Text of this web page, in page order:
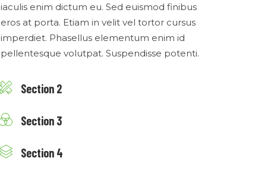
iaculis enim dictum eu. Sed euismod finibus
eros at porta. Etiam in velit vel tortor cursus
imperdiet. Phasellus elementum enim id
pellentesque volutpat. Suspendisse potenti.
Section 2
Section 3
Section 4